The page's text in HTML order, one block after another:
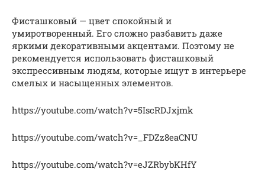
Фисташковый — цвет спокойный и
умиротворенный. Его сложно разбавить даже
яркими декоративными акцентами. Поэтому не
рекомендуется использовать фисташковый
экспрессивным людям, которые ищут в интерьере
смелых и насыщенных элементов.
https://youtube.com/watch?v=5IscRDJxjmk
https://youtube.com/watch?v=_FDZz8eaCNU
https://youtube.com/watch?v=eJZRbybKHfY